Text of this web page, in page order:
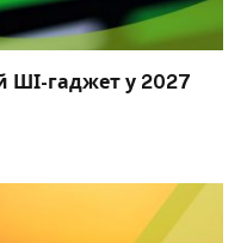
ШІ-гаджет у 2027